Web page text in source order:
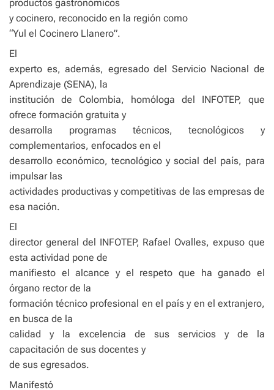
productos gastronómicos
y cocinero, reconocido en la región como
“Yul el Cocinero Llanero”.
El
experto es, además, egresado del Servicio Nacional de
Aprendizaje (SENA), la
institución de Colombia, homóloga del INFOTEP, que
ofrece formación gratuita y
desarrolla programas técnicos, tecnológicos y
complementarios, enfocados en el
desarrollo económico, tecnológico y social del país, para
impulsar las
actividades productivas y competitivas de las empresas de
esa nación.
El
director general del INFOTEP, Rafael Ovalles, expuso que
esta actividad pone de
manifiesto el alcance y el respeto que ha ganado el
órgano rector de la
formación técnico profesional en el país y en el extranjero,
en busca de la
calidad y la excelencia de sus servicios y de la
capacitación de sus docentes y
de sus egresados.
Manifestó